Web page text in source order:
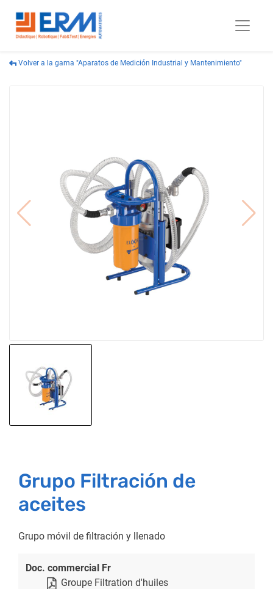
Volver a la gama "Aparatos de Medición Industrial y Mantenimiento"
Grupo Filtración de
aceites
Grupo móvil de filtración y llenado
Doc. commercial Fr
Groupe Filtration d'huiles